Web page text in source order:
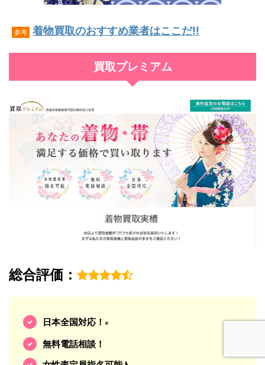
参考 着物買取のおすすめ業者はここだ!!
買取プレミアム
総合評価：
日本全国対応！ ※
無料電話相談！